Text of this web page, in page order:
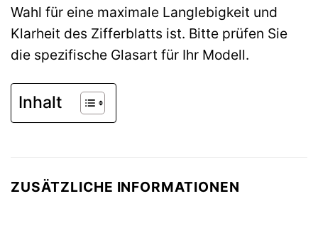
Wahl für eine maximale Langlebigkeit und
Klarheit des Zifferblatts ist. Bitte prüfen Sie
die spezifische Glasart für Ihr Modell.
Inhalt
ZUSÄTZLICHE INFORMATIONEN